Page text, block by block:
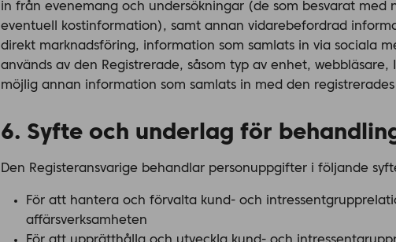
in från evenemang och undersökningar (de som besvarat
eventuell kostinformation), samt annan vidarebefordrad
direkt marknadsföring, information som samlats in via sociala
används av den Registrerade, såsom typ av enhet,
möjlig annan information som samlats in med den registrerades
6. Syfte och underlag för
Den Registeransvarige behandlar personuppgifter i följande
För att hantera och förvalta kund- och
affärsverksamheten